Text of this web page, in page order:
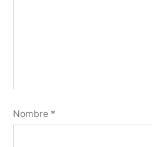
Nombre *